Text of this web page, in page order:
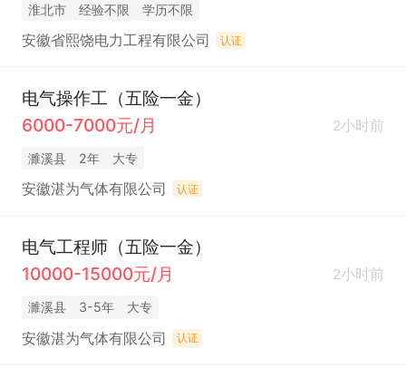
淮北市 经验不限 学历不限
安徽省熙饶电力工程有限公司 认证
电气操作工（五险一金）
6000-7000元/月
2小时前
濉溪县 2年 大专
安徽湛为气体有限公司 认证
电气工程师（五险一金）
10000-15000元/月
2小时前
濉溪县 3-5年 大专
安徽湛为气体有限公司 认证